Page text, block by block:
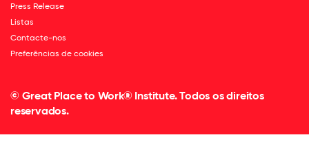
Press Release
Listas
Contacte-nos
Preferências de cookies
© Great Place to Work® Institute. Todos os direitos
reservados.